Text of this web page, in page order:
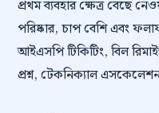
প্রথম ব্যবহার ক্ষেত্র বেছে
পরিষ্কার, চাপ বেশি এবং
আইএসপি টিকিটিং, বিল
প্রশ্ন, টেকনিক্যাল